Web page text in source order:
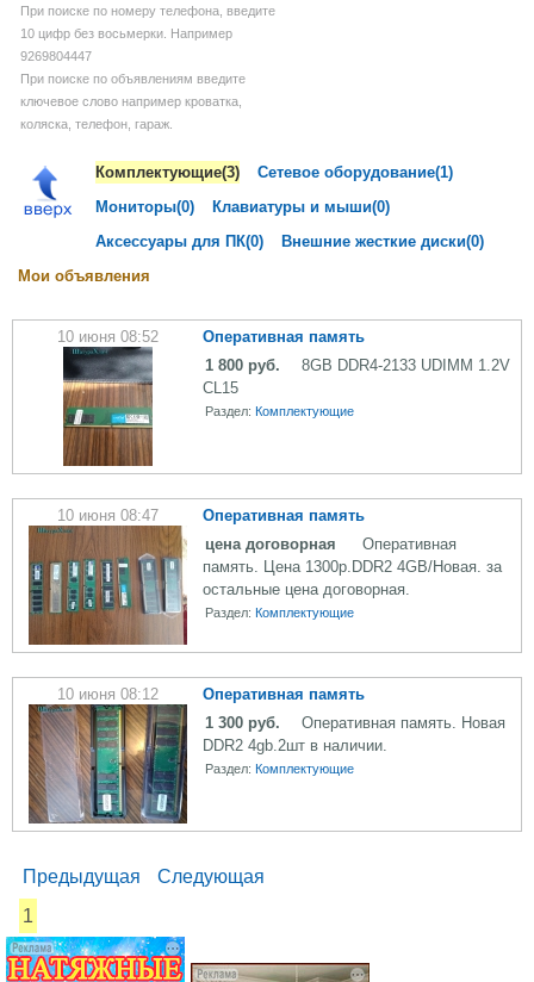
При поиске по номеру телефона, введите
10 цифр без восьмерки. Например
9269804447
При поиске по объявлениям введите
ключевое слово например кроватка,
коляска, телефон, гараж.
Комплектующие(3)
Сетевое оборудование(1)
Мониторы(0)
Клавиатуры и мыши(0)
Аксессуары для ПК(0)
Внешние жесткие диски(0)
Мои объявления
10 июня 08:52
Оперативная память
1 800 руб.
8GB DDR4-2133 UDIMM 1.2V
CL15
Раздел: Комплектующие
10 июня 08:47
Оперативная память
цена договорная
Оперативная
память. Цена 1300р.DDR2 4GB/Новая. за
остальные цена договорная.
Раздел: Комплектующие
10 июня 08:12
Оперативная память
1 300 руб.
Оперативная память. Новая
DDR2 4gb.2шт в наличии.
Раздел: Комплектующие
Предыдущая
Следующая
1